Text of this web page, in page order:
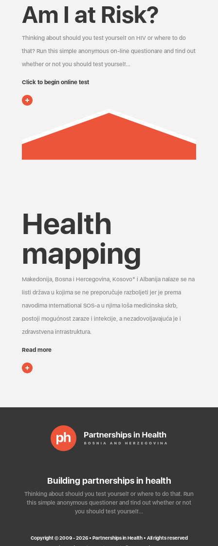
Am I at Risk?
Thinking about should you test yourself on HIV or where to do
that? Run this simple anonymous on-line questionare and find out
whether or not you should test yourself…
Click to begin online test
Health
mapping
Makedonija, Bosna i Hercegovina, Kosovo* i Albanija nalaze se na
listi država u kojima se ne preporučuje razboljeti jer je prema
navodima International SOS-a u njima loša medicinska skrb,
postoji mogućnost zaraze i infekcije, a nezadovoljavajuća je i
zdravstvena infrastruktura.
Read more
Building partnerships in health
Thinking about should you test yourself or where to do that. Run
this simple anonymous questioner and find out whether or not
you should test yourself…
Copyright © 2009 - 2026 • Partnerships in Health • All rights reserved